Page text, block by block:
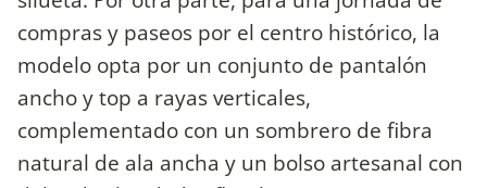
compras y paseos por el centro histórico, la
modelo opta por un conjunto de pantalón
ancho y top a rayas verticales,
complementado con un sombrero de fibra
natural de ala ancha y un bolso artesanal con